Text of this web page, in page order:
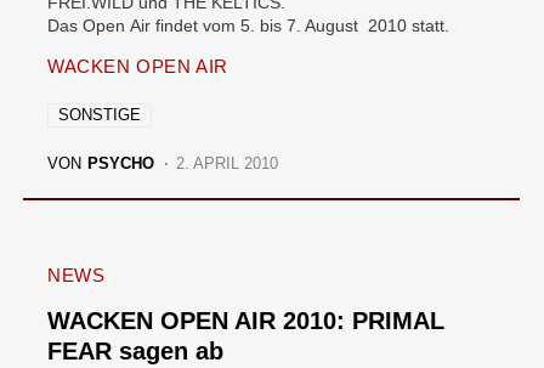
Das Open Air findet vom 5. bis 7. August 2010 statt.
WACKEN OPEN AIR
SONSTIGE
VON PSYCHO 2. APRIL 2010
NEWS
WACKEN OPEN AIR 2010: PRIMAL
FEAR sagen ab